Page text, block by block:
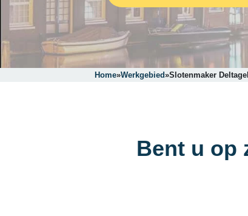
Home»Werkgebied»Slotenmaker
Bent u op